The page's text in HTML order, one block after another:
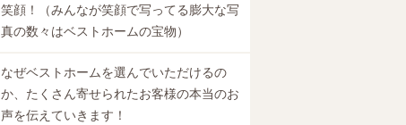
笑顔！（みんなが笑顔で写ってる膨大な写
真の数々はベストホームの宝物）
なぜベストホームを選んでいただけるの
か、たくさん寄せられたお客様の本当のお
声を伝えていきます！